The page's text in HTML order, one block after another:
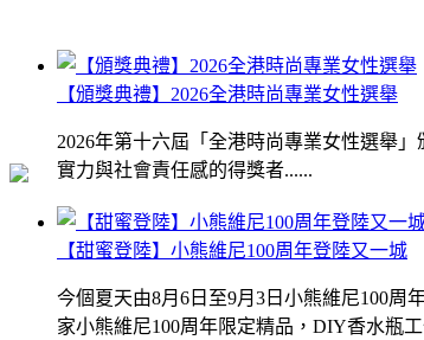
【頒獎典禮】2026全港時尚專業女性選舉
2026年第十六屆「全港時尚專業女性選舉
實力與社會責任感的得獎者......
【甜蜜登陸】小熊維尼100周年登陸又一城
今個夏天由8月6日至9月3日小熊維尼100
家小熊維尼100周年限定精品，DIY香水瓶